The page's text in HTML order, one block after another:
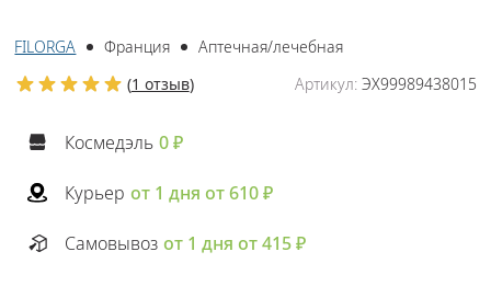
FILORGA Франция
Аптечная/лечебная
Артикул:ЭХ99989438015
(1 отзыв)
Космедэль 0 ₽
Курьер от 1 дня от 610 ₽
Самовывоз от 1 дня от 415 ₽